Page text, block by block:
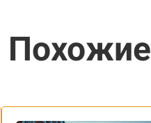
Похожие